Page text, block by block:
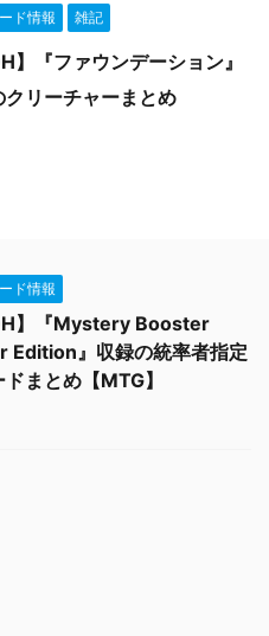
ド情報 雑記
】『ファウンデーション』
クリーチャーまとめ
ド情報
】『Mystery Booster
Edition』収録の統率者指定
まとめ【MTG】